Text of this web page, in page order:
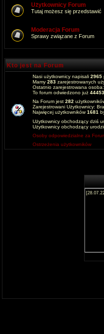
Użytkownicy Forum
Tutaj możesz się przedstawić
Moderacja Forum
Sprawy związane z Forum
Kto jest na Forum
Nasi użytkownicy napisali 2965
Mamy 283 zarejestrowanych
Ostatnio zarejestrowana osoba:
To forum odwiedzono już
Na Forum jest 282
Zarejestrowani Użytkownicy:
Najwięcej użytkowników1681
Użytkownicy obchodzący dziś
Użytkownicy obchodzący
Osoby odpowiedzialne za
Ostrzeżenia użytkowników